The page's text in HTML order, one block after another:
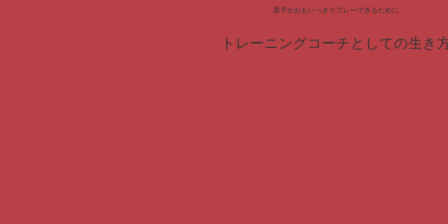
選手がおもいっきりプレーできるために
トレーニングコーチとしての生き